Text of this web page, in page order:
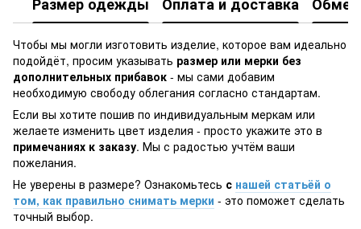
Чтобы мы могли изготовить изделие, которое вам идеально
подойдёт, просим указывать размер или мерки без
дополнительных прибавок - мы сами добавим
необходимую свободу облегания согласно стандартам.
Если вы хотите пошив по индивидуальным меркам или
желаете изменить цвет изделия - просто укажите это в
примечаниях к заказу. Мы с радостью учтём ваши
пожелания.
Не уверены в размере? Ознакомьтесь с нашей статьёй о
том, как правильно снимать мерки - это поможет сделать
точный выбор.